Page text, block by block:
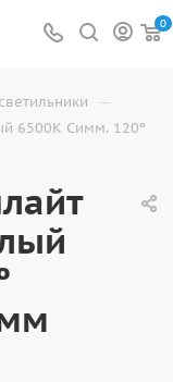
0
—
6500K Симм. 120º